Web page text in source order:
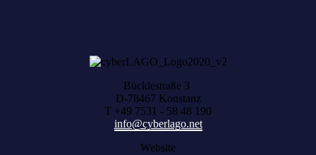
Bücklestraße 3
D-78467 Konstanz
T +49 7531 - 58 48 190
info@cyberlago.net
Website